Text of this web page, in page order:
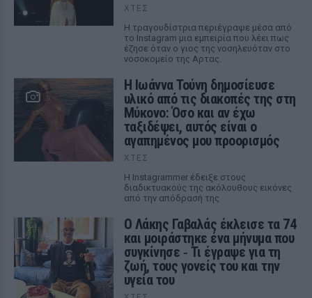
ΧΤΕΣ
Η τραγουδίστρια περιέγραψε μέσα από
το Instagram μια εμπειρία που λέει πως
έζησε όταν ο γιος της νοσηλευόταν στο
νοσοκομείο της Αρτας.
Η Ιωάννα Τούνη δημοσίευσε
υλικό από τις διακοπές της στη
Μύκονο: Όσο και αν έχω
ταξιδέψει, αυτός είναι ο
αγαπημένος μου προορισμός
ΧΤΕΣ
Η Instagrammer έδειξε στους
διαδικτυακούς της ακόλουθους εικόνες
από την απόδρασή της
Ο Λάκης Γαβαλάς έκλεισε τα 74
και μοιράστηκε ένα μήνυμα που
συγκίνησε ‑ Τι έγραψε για τη
ζωή, τους γονείς του και την
υγεία του